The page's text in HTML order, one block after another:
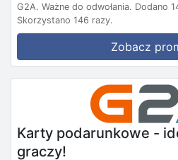
G2A. Ważne do odwołania. Dodano
Skorzystano 146 razy.
Zobacz
Karty podarunkowe -
graczy!